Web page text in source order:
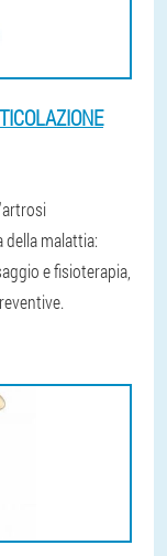
della malattia:
e fisioterapia,